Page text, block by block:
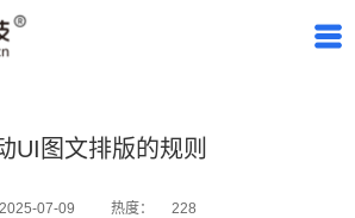
UI图文排版的规则
07-09 热度： 228